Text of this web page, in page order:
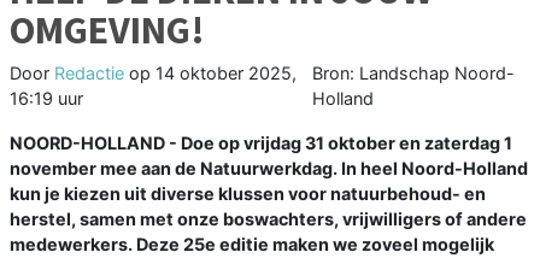
OMGEVING!
Door Redactie op 14 oktober 2025,
16:19 uur
Bron: Landschap Noord-
Holland
NOORD-HOLLAND - Doe op vrijdag 31 oktober en zaterdag 1
november mee aan de Natuurwerkdag. In heel Noord-Holland
kun je kiezen uit diverse klussen voor natuurbehoud- en
herstel, samen met onze boswachters, vrijwilligers of andere
medewerkers. Deze 25e editie maken we zoveel mogelijk